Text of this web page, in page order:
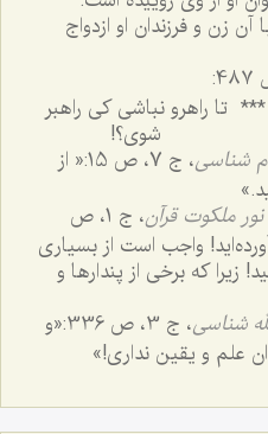
آن زن و فرزندان او ازدواج
*** تا راهرو نباشی کی راهبر
شوی؟!
شناسى، ج ‌7، ص 15:
« از
نور ملکوت قرآن
، ج ‌1، ص
واجب است از بسيارى
زيرا که برخى از پندارها و
شناسى، ج ‌3، ص 336:
«و
علم و يقين ندارى!»